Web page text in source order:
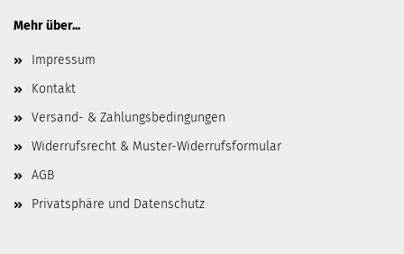
Mehr über...
Impressum
Kontakt
Versand- & Zahlungsbedingungen
Widerrufsrecht & Muster-Widerrufsformular
AGB
Privatsphäre und Datenschutz